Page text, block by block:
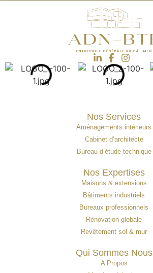
Nos Services
Aménagements intérieurs
Cabinet d’architecte
Bureau d’étude technique
Nos Expertises
Maisons & extensions
Bâtiments industriels
Bureaux professionnels
Rénovation globale
Revêtement sol & mur
Qui Sommes Nous
A Propos